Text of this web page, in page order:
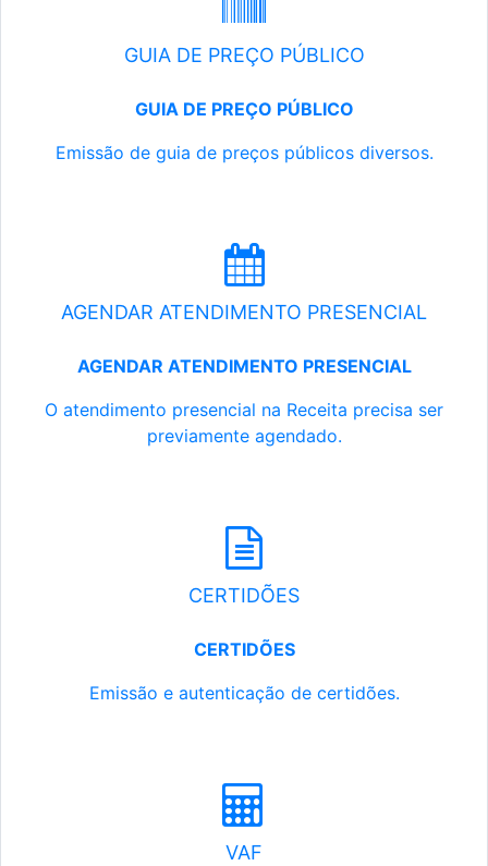
GUIA DE PREÇO PÚBLICO
GUIA DE PREÇO PÚBLICO
Emissão de guia de preços públicos diversos.
AGENDAR ATENDIMENTO PRESENCIAL
AGENDAR ATENDIMENTO PRESENCIAL
O atendimento presencial na Receita precisa ser
previamente agendado.
CERTIDÕES
CERTIDÕES
Emissão e autenticação de certidões.
VAF